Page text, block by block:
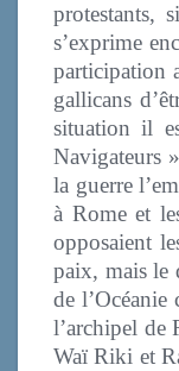
protestants,
s’exprime
participation
gallicans
situation il
Navigateurs
la guerre
à Rome et
opposaient
paix, mais le
de
l’archipel de
Waï Riki et